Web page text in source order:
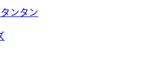
ンタン